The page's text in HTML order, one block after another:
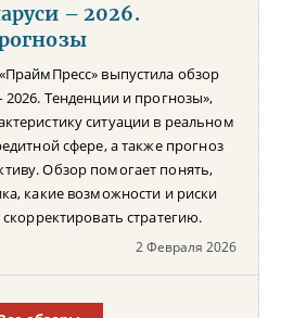
– 2026.
выпустила обзор
Тенденции и прогнозы»,
ситуации в реальном
сфере, а также прогноз
Обзор помогает понять,
какие возможности и риски
стратегию.
2 Февраля 2026